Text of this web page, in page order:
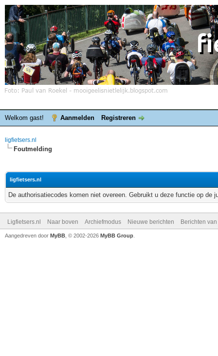
Welkom gast! Aanmelden Registreren
ligfietsers.nl
Foutmelding
ligfietsers.nl
De authorisatiecodes komen niet overeen. Gebruikt u deze functie op de
Ligfietsers.nl Naar boven Archiefmodus Nieuwe berichten Berichten
Aangedreven door MyBB , © 2002-2026 MyBB Group